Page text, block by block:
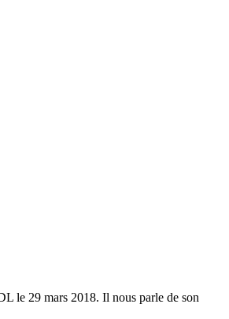
le 29 mars 2018. Il nous parle de son